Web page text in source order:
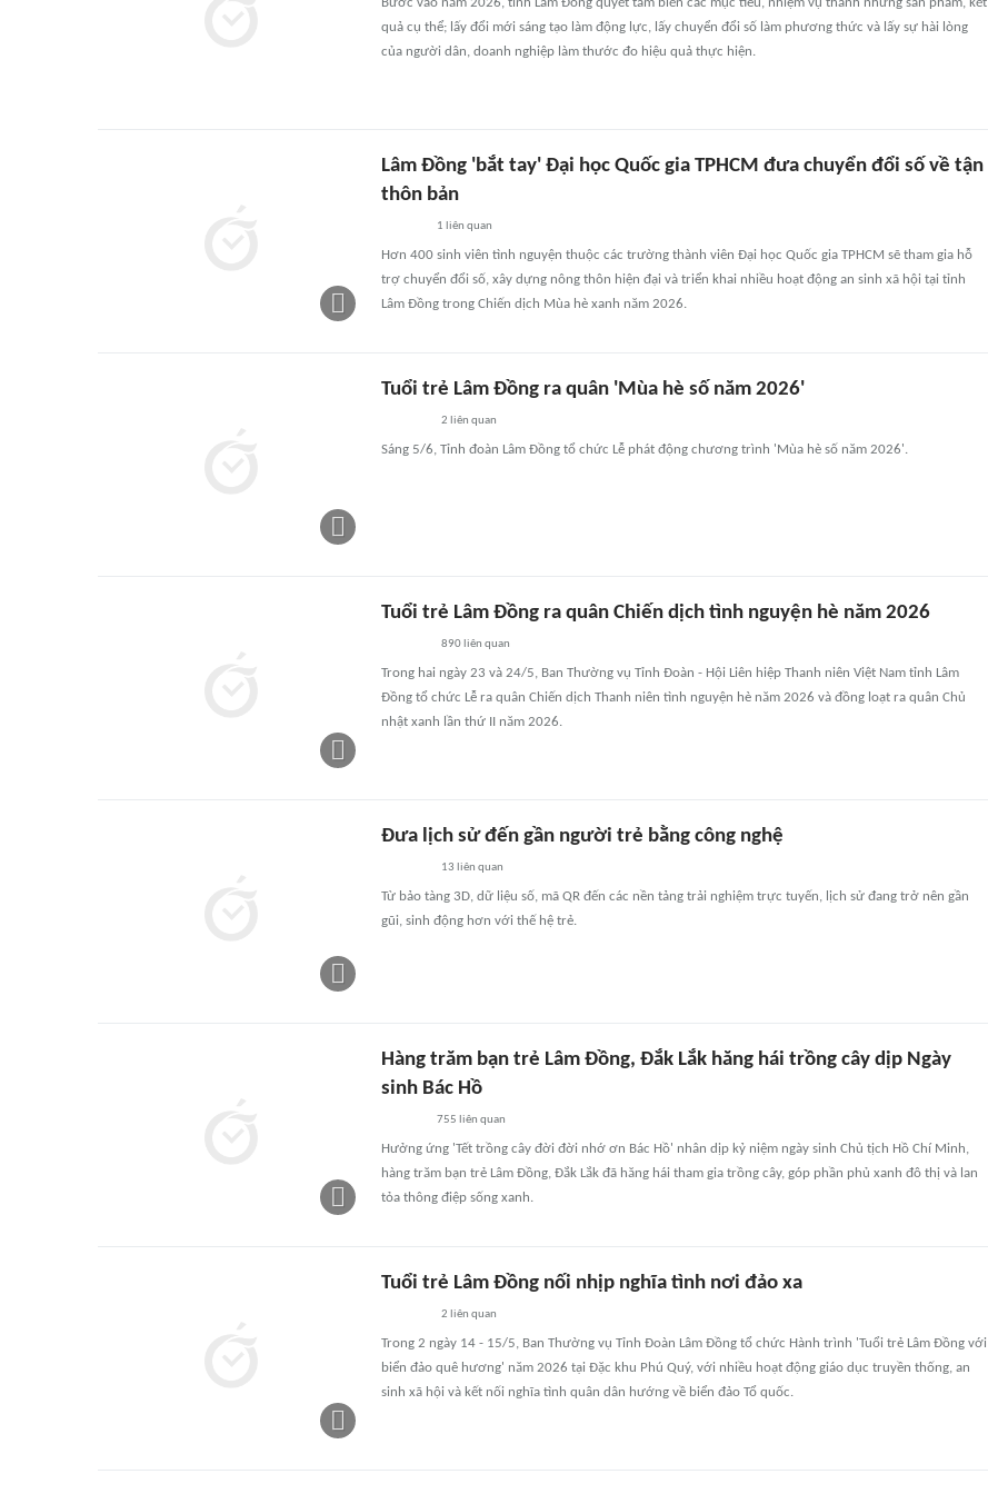
quả cụ thể; lấy đổi mới sáng tạo làm động lực, lấy chuyển đổi số làm phương thức và lấy sự hài lòng
của người dân, doanh nghiệp làm thước đo hiệu quả thực hiện.
Lâm Đồng 'bắt tay' Đại học Quốc gia TPHCM đưa chuyển đổi số về tận
thôn bản
1 liên quan
Hơn 400 sinh viên tình nguyện thuộc các trường thành viên Đại học Quốc gia TPHCM sẽ tham gia hỗ
trợ chuyển đổi số, xây dựng nông thôn hiện đại và triển khai nhiều hoạt động an sinh xã hội tại tỉnh
Lâm Đồng trong Chiến dịch Mùa hè xanh năm 2026.
Tuổi trẻ Lâm Đồng ra quân 'Mùa hè số năm 2026'
2 liên quan
Sáng 5/6, Tỉnh đoàn Lâm Đồng tổ chức Lễ phát động chương trình 'Mùa hè số năm 2026'.
Tuổi trẻ Lâm Đồng ra quân Chiến dịch tình nguyện hè năm 2026
890 liên quan
Trong hai ngày 23 và 24/5, Ban Thường vụ Tỉnh Đoàn - Hội Liên hiệp Thanh niên Việt Nam tỉnh Lâm
Đồng tổ chức Lễ ra quân Chiến dịch Thanh niên tình nguyện hè năm 2026 và đồng loạt ra quân Chủ
nhật xanh lần thứ II năm 2026.
Đưa lịch sử đến gần người trẻ bằng công nghệ
13 liên quan
Từ bảo tàng 3D, dữ liệu số, mã QR đến các nền tảng trải nghiệm trực tuyến, lịch sử đang trở nên gần
gũi, sinh động hơn với thế hệ trẻ.
Hàng trăm bạn trẻ Lâm Đồng, Đắk Lắk hăng hái trồng cây dịp Ngày
sinh Bác Hồ
755 liên quan
Hưởng ứng 'Tết trồng cây đời đời nhớ ơn Bác Hồ' nhân dịp kỷ niệm ngày sinh Chủ tịch Hồ Chí Minh,
hàng trăm bạn trẻ Lâm Đồng, Đắk Lắk đã hăng hái tham gia trồng cây, góp phần phủ xanh đô thị và lan
tỏa thông điệp sống xanh.
Tuổi trẻ Lâm Đồng nối nhịp nghĩa tình nơi đảo xa
2 liên quan
Trong 2 ngày 14 - 15/5, Ban Thường vụ Tỉnh Đoàn Lâm Đồng tổ chức Hành trình 'Tuổi trẻ Lâm Đồng với
biển đảo quê hương' năm 2026 tại Đặc khu Phú Quý, với nhiều hoạt động giáo dục truyền thống, an
sinh xã hội và kết nối nghĩa tình quân dân hướng về biển đảo Tổ quốc.